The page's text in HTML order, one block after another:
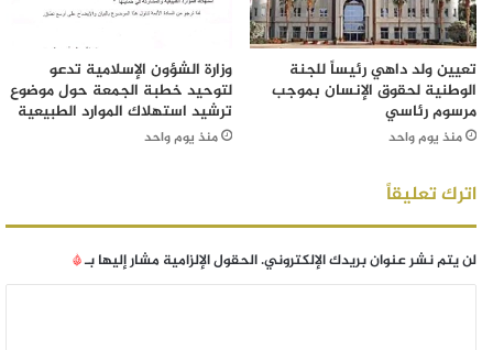
تعيين ولد داهي رئيساً للجنة
الوطنية لحقوق الإنسان بموجب
مرسوم رئاسي
منذ يوم واحد
وزارة الشؤون الإسلامية تدعو
لتوحيد خطبة الجمعة حول موضوع
ترشيد استهلاك الموارد الطبيعية
منذ يوم واحد
اترك تعليقاً
لن يتم نشر عنوان بريدك الإلكتروني.الحقول الإلزامية مشار إليها بـ*